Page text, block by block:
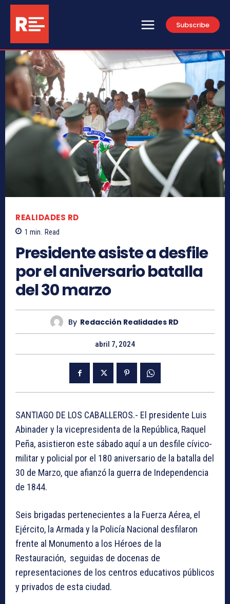
Subscribe
REALIDADES RD
1 min. Read
Presidente asiste a desfile
por el aniversario batalla
del 30 marzo
By Redacción Realidades RD
abril 7, 2024
SANTIAGO DE LOS CABALLEROS.- El presidente Luis
Abinader y la vicepresidenta de la República, Raquel
Peña, asistieron este sábado aquí a un desfile cívico-
militar y policial por el 180 aniversario de la batalla del
30 de Marzo, que afianzó la guerra de Independencia
de 1844.
Seis brigadas pertenecientes a la Fuerza Aérea, el
Ejército, la Armada y la Policía Nacional desfilaron
frente al Monumento a los Héroes de la
Restauración, seguidas de docenas de
representaciones de los centros educativos públicos
y privados de esta ciudad.